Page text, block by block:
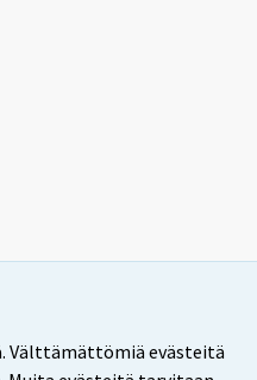
Välttämättömiä evästeitä